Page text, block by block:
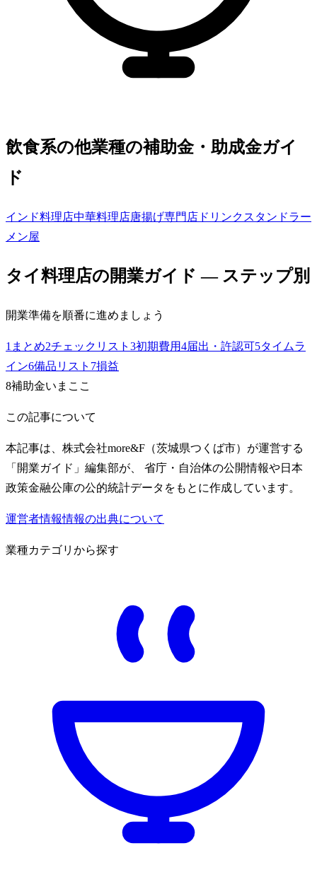
飲食系の他業種の補助金・助成金ガイ
ド
インド料理店中華料理店唐揚げ専門店 ドリンクスタンドラー
メン屋
タイ料理店の開業ガイド — ステップ別
開業準備を順番に進めましょう
1 まとめ2チェックリスト 3初期費用4届出・許認可5タイムラ
イン6備品リスト 7損益
8補助金いまここ
この記事について
本記事は、株式会社more&F（茨城県つくば市）が運営する
「開業ガイド」編集部が、 省庁・自治体の公開情報や日本
政策金融公庫の公的統計データをもとに作成しています。
運営者情報情報の出典について
業種カテゴリから探す